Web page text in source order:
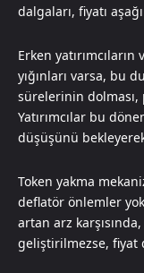
dalgaları, fiyatı
Erken
yığınları varsa, bu
sürelerinin
Yatırımcılar bu
düşüşünü
Token yakma
deflatör önlemler
artan arz
geliştirilmezse, fiyat